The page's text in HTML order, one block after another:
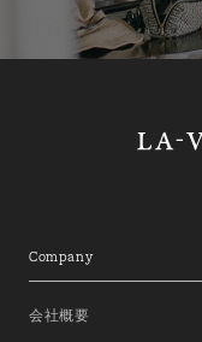
Company
会社概要